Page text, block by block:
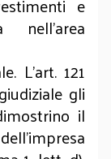
nell’area
L’art. 121
gli
il